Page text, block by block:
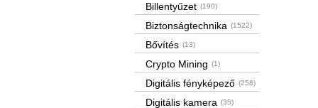
Billentyűzet (190)
Biztonságtechnika (1522)
Bővítés (13)
Crypto Mining (1)
Digitális fényképező (258)
Digitális kamera (35)